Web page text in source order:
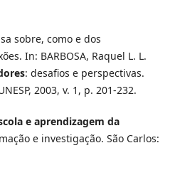
sobre, como e dos
In: BARBOSA, Raquel L. L.
: desafios e perspectivas.
2003, v. 1, p. 201-232.
e aprendizagem da
e investigação. São Carlos: